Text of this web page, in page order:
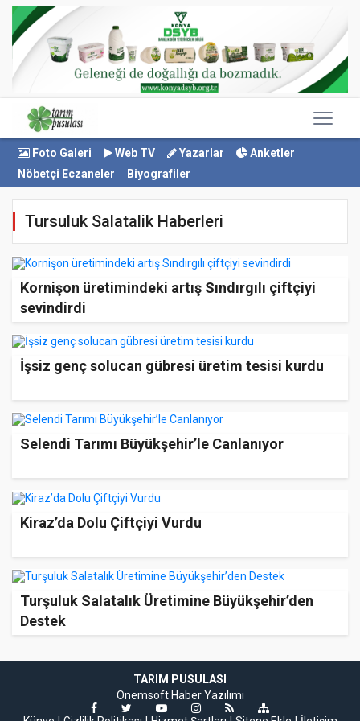
Foto Galeri Web TV Yazarlar
Anketler
Nöbetçi Eczaneler
Biyografiler
Tursuluk Salatalik Haberleri
Kornişon üretimindeki artış Sındırgılı çiftçiyi
sevindirdi
İşsiz genç solucan gübresi üretim tesisi kurdu
Selendi Tarımı Büyükşehir’le Canlanıyor
Kiraz’da Dolu Çiftçiyi Vurdu
Turşuluk Salatalık Üretimine Büyükşehir’den
Destek
TARIM PUSULASI
Onemsoft Haber Yazılımı